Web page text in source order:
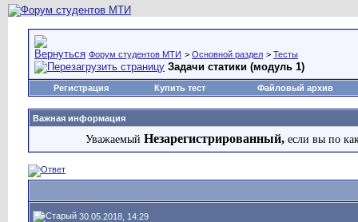
Форум студентов МТИ > Основной раздел > Тесты
Задачи статики (модуль 1)
Регистрация Купить тест Файловый архив
Важная информация
Уважаемый Незарегистрированный, если вы по
30.05.2018, 14:29